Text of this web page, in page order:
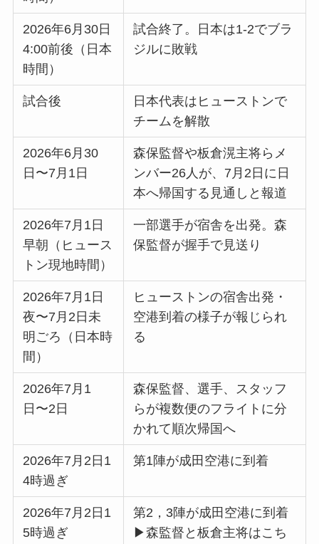
2026年6月30日
4:00前後（日本
時間）
試合終了。日本は1-2でブラ
ジルに敗戦
試合後
日本代表はヒューストンで
チームを解散
2026年6月30
日〜7月1日
森保監督や板倉滉主将らメ
ンバー26人が、7月2日に日
本へ帰国する見通しと報道
2026年7月1日
早朝（ヒュース
トン現地時間）
一部選手が宿舎を出発。森
保監督が握手で見送り
2026年7月1日
夜〜7月2日未
明ごろ（日本時
間）
ヒューストンの宿舎出発・
空港到着の様子が報じられ
る
2026年7月1
日〜2日
森保監督、選手、スタッフ
らが複数便のフライトに分
かれて順次帰国へ
2026年7月2日1
4時過ぎ
第1陣が成田空港に到着
2026年7月2日1
5時過ぎ
第2，3陣が成田空港に到着
▶森監督と板倉主将はこち